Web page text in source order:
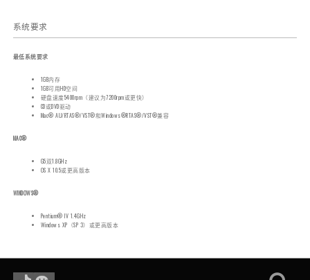
系统要求
最低系统要求
1GB内存
1GB可用HD空间
硬盘速度5400rpm（建议为7200rpm或更快）
CD或DVD驱动
Mac® AU/RTAS®/VST®和Windows®RTAS®/VST®兼容
MAC®
G5双1.8GHz
OS X 10.5或更高版本
WINDOWS®
Pentium® IV 1.4GHz
Windows XP（SP 3）或更高版本